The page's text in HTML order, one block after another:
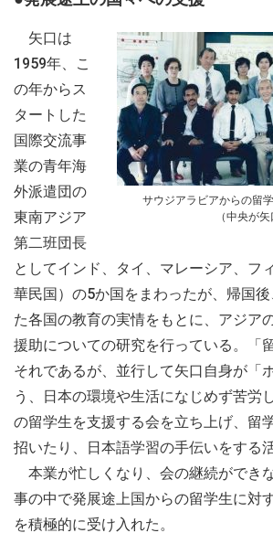
サウジアラビアからの留
（中央が矢
矢口は
1959年、こ
の年からス
タートした
国際交流事
業の青年海
外派遣団の
東南アジア
第二班団長
としてインド、タイ、マレーシア、フ
華民国）の5か国をまわったが、帰国後
た各国の教育の実情をもとに、アジア
援助についての研究を行っている。「
それであるが、並行して矢口自身が「
う、日本の環境や生活になじめず苦労
の留学生を支援する会を立ち上げ、留
招いたり、日本語学習の手伝いをする
本業が忙しくなり、会の継続ができ
事の中で発展途上国からの留学生に対
を積極的に受け入れた。